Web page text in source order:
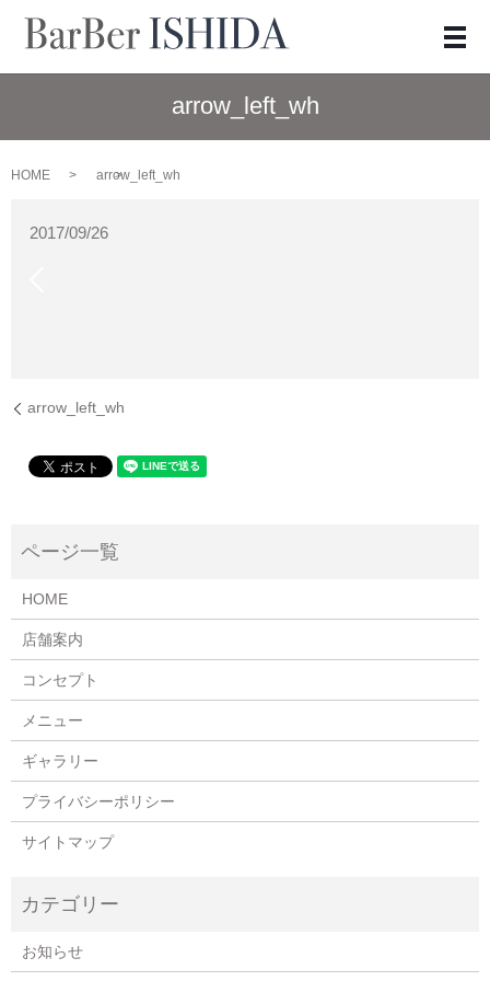
メ
arrow_left_wh
HOME arrow_left_wh
2017/09/26
arrow_left_wh
HOME
店舗案内
コンセプト
メニュー
ギャラリー
プライバシーポリシー
サイトマップ
お知らせ